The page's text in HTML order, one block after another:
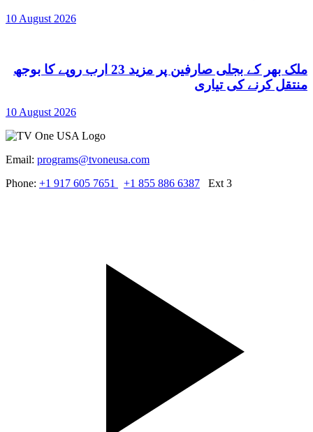
10 August 2026
ملک بھر کے بجلی صارفین پر مزید 23 ارب روپے کا بوجھ
منتقل کرنے کی تیاری
10 August 2026
Email: programs@tvoneusa.com
Phone: +1 917 605 7651 +1 855 886 6387 Ext 3